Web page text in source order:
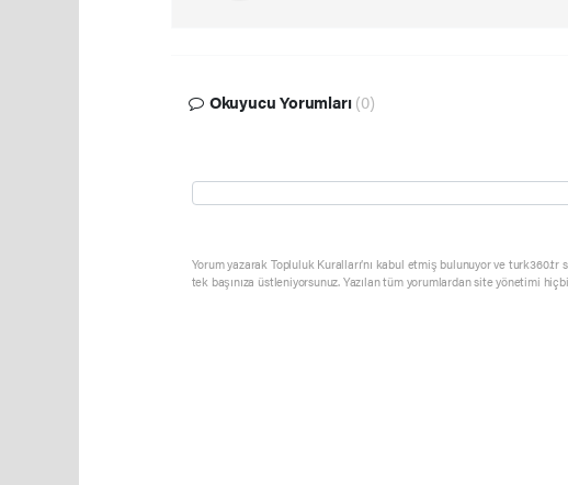
Okuyucu Yorumları (0)
Yorum yazarak Topluluk Kuralları’nı kabul etmiş bulunuyor ve
tek başınıza üstleniyorsunuz. Yazılan tüm yorumlardan site yönetimi